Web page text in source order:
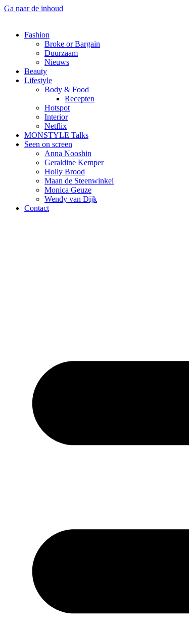
Ga naar de inhoud
Fashion
Broke or Bargain
Duurzaam
Nieuws
Beauty
Lifestyle
Body & Food
Recepten
Hotspot
Interior
Netflix
MONSTYLE Talks
Seen on screen
Anna Nooshin
Geraldine Kemper
Holly Brood
Maan de Steenwinkel
Monica Geuze
Wendy van Dijk
Contact